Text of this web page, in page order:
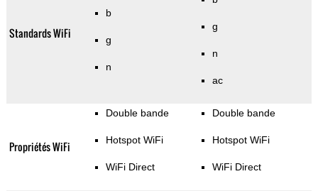
Standards WiFi
b
g
n
g
n
ac
Propriétés WiFi
Double bande
Hotspot WiFi
WiFi Direct
Double bande
Hotspot WiFi
WiFi Direct